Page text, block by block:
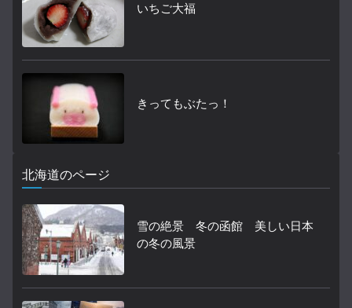
いちご大福
きってもぶたっ！
北海道のページ
雪の絶景 冬の函館 美しい日本
の冬の風景